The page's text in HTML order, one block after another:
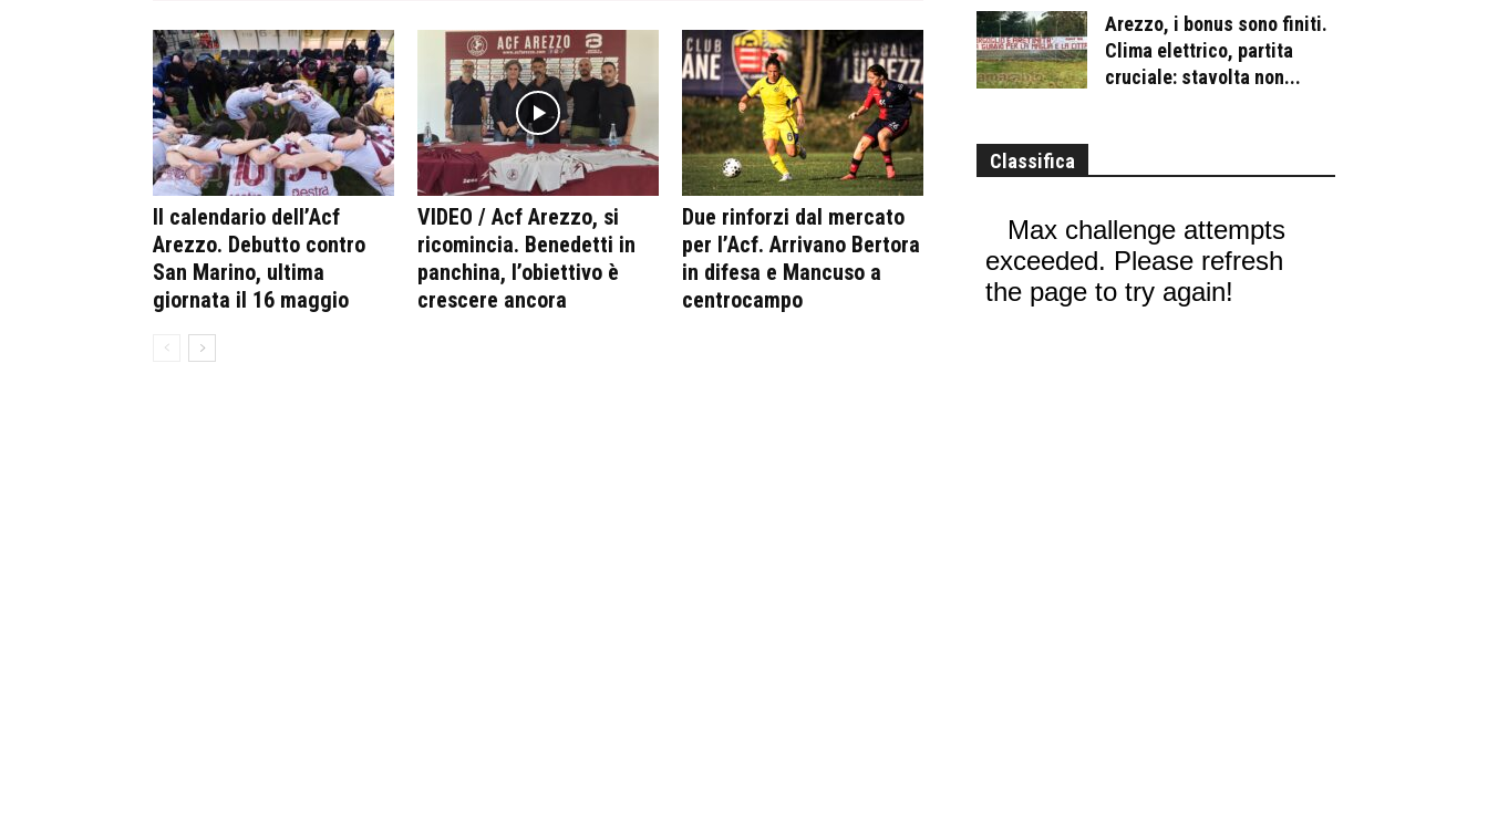
Il calendario dell’Acf
Arezzo. Debutto contro
San Marino, ultima
giornata il 16 maggio
VIDEO / Acf Arezzo, si
ricomincia. Benedetti in
panchina, l’obiettivo è
crescere ancora
Due rinforzi dal mercato
per l’Acf. Arrivano Bertora
in difesa e Mancuso a
centrocampo
Arezzo, i bonus sono finiti.
Clima elettrico, partita
cruciale: stavolta non...
Classifica